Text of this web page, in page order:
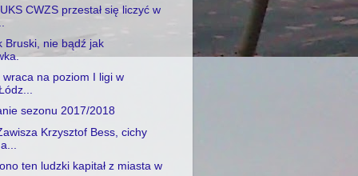
CWZS przestał się liczyć w
Bruski, nie bądź jak
wraca na poziom I ligi w
sezonu 2017/2018
Krzysztof Bess, cichy
ten ludzki kapitał z miasta w